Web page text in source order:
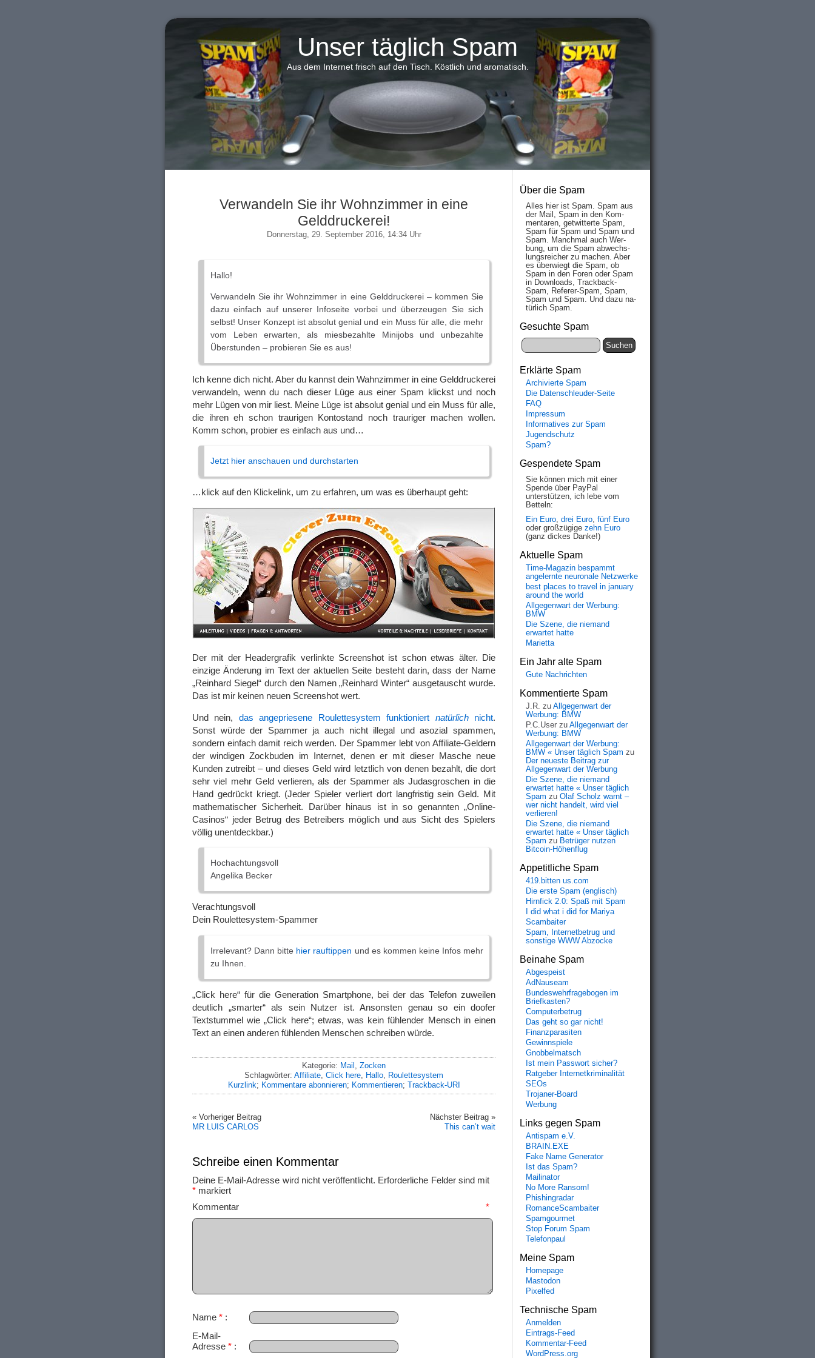
Unser täglich Spam
Aus dem Internet frisch auf den Tisch. Köstlich und aromatisch.
Verwandeln Sie ihr Wohnzimmer in eine
Gelddruckerei!
Donnerstag, 29. September 2016, 14:34 Uhr
Hallo!
Verwandeln Sie ihr Wohnzimmer in eine Gelddruckerei – kommen Sie
dazu einfach auf unserer Infoseite vorbei und überzeugen Sie sich
selbst! Unser Konzept ist absolut genial und ein Muss für alle, die mehr
vom Leben erwarten, als miesbezahlte Minijobs und unbezahlte
Überstunden – probieren Sie es aus!
Ich kenne dich nicht. Aber du kannst dein Wahnzimmer in eine Gelddruckerei
verwandeln, wenn du nach dieser Lüge aus einer Spam klickst und noch
mehr Lügen von mir liest. Meine Lüge ist absolut genial und ein Muss für alle,
die ihren eh schon traurigen Kontostand noch trauriger machen wollen.
Komm schon, probier es einfach aus und…
Jetzt hier anschauen und durchstarten
…klick auf den Klickelink, um zu erfahren, um was es überhaupt geht:
Der mit der Headergrafik verlinkte Screenshot ist schon etwas älter. Die
einzige Änderung im Text der aktuellen Seite besteht darin, dass der Name
„Reinhard Siegel“ durch den Namen „Reinhard Winter“ ausgetauscht wurde.
Das ist mir keinen neuen Screenshot wert.
Und nein, das angepriesene Roulettesystem funktioniert natürlichnicht.
Sonst würde der Spammer ja auch nicht illegal und asozial spammen,
sondern einfach damit reich werden. Der Spammer lebt von Affiliate-Geldern
der windigen Zockbuden im Internet, denen er mit dieser Masche neue
Kunden zutreibt – und dieses Geld wird letztlich von denen bezahlt, die dort
sehr viel mehr Geld verlieren, als der Spammer als Judasgroschen in die
Hand gedrückt kriegt. (Jeder Spieler verliert dort langfristig sein Geld. Mit
mathematischer Sicherheit. Darüber hinaus ist in so genannten „Online-
Casinos“ jeder Betrug des Betreibers möglich und aus Sicht des Spielers
völlig unentdeckbar.)
Hochachtungsvoll
Angelika Becker
Verachtungsvoll
Dein Roulettesystem-Spammer
Irrelevant? Dann bitte hier rauftippen und es kommen keine Infos mehr
zu Ihnen.
„Click here“ für die Generation Smartphone, bei der das Telefon zuweilen
deutlich „smarter“ als sein Nutzer ist. Ansonsten genau so ein doofer
Textstummel wie „Click here“; etwas, was kein fühlender Mensch in einen
Text an einen anderen fühlenden Menschen schreiben würde.
Kategorie: Mail , Zocken
Schlagwörter: Affiliate, Click here, Hallo, Roulettesystem
Kurzlink; Kommentare abonnieren; Kommentieren; Trackback-URI
« Vorheriger Beitrag
MR LUIS CARLOS
Nächster Beitrag »
This can’t wait
Schreibe einen Kommentar
Deine E-Mail-Adresse wird nicht veröffentlicht. Erforderliche Felder sind mit
* markiert
Kommentar *
Name *
E-Mail-
Adresse *
Über die Spam
Alles hier ist Spam. Spam aus
der Mail, Spam in den Kom­
men­taren, ge­twit­ter­te Spam,
Spam für Spam und Spam und
Spam. Manch­mal auch Wer­
bung, um die Spam ab­wechs­
lungs­reich­er zu mach­en. Aber
es über­wiegt die Spam, ob
Spam in den Fo­ren oder Spam
in Down­loads, Track­back-
Spam, Re­fe­rer-Spam, Spam,
Spam und Spam. Und da­zu na­
tür­lich Spam.
Gesuchte Spam
Erklärte Spam
Archivierte Spam
Die Datenschleuder-Seite
FAQ
Impressum
Informatives zur Spam
Jugendschutz
Spam?
Gespendete Spam
Sie können mich mit einer
Spende über PayPal
unterstützen, ich lebe vom
Betteln:
Ein Euro, drei Euro, fünf Euro
oder großzügige zehn Euro
(ganz dickes Danke!)
Aktuelle Spam
Time-Magazin bespammt
angelernte neuronale Netzwerke
best places to travel in january
around the world
Allgegenwart der Werbung:
BMW
Die Szene, die niemand
erwartet hatte
Marietta
Ein Jahr alte Spam
Gute Nachrichten
Kommentierte Spam
J.R. zu Allgegenwart der
Werbung: BMW
P.C.User zu Allgegenwart der
Werbung: BMW
Allgegenwart der Werbung:
BMW « Unser täglich Spam zu
Der neueste Beitrag zur
Allgegenwart der Werbung
Die Szene, die niemand
erwartet hatte « Unser täglich
Spam zu Olaf Scholz warnt –
wer nicht handelt, wird viel
verlieren!
Die Szene, die niemand
erwartet hatte « Unser täglich
Spam zu Betrüger nutzen
Bitcoin-Höhenflug
Appetitliche Spam
419.bitten us.com
Die erste Spam (englisch)
Hirnfick 2.0: Spaß mit Spam
I did what i did for Mariya
Scambaiter
Spam, Internetbetrug und
sonstige WWW Abzocke
Beinahe Spam
Abgespeist
AdNauseam
Bundeswehrfragebogen im
Briefkasten?
Computerbetrug
Das geht so gar nicht!
Finanzparasiten
Gewinnspiele
Gnobbelmatsch
Ist mein Passwort sicher?
Ratgeber Internetkriminalität
SEOs
Trojaner-Board
Werbung
Links gegen Spam
Antispam e.V.
BRAIN.EXE
Fake Name Generator
Ist das Spam?
Mailinator
No More Ransom!
Phishingradar
RomanceScambaiter
Spamgourmet
Stop Forum Spam
Telefonpaul
Meine Spam
Homepage
Mastodon
Pixelfed
Technische Spam
Anmelden
Eintrags-Feed
Kommentar-Feed
WordPress.org